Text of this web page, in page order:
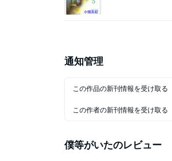
通知管理
この作品の新刊情報を受け取る
この作者の新刊情報を受け取る
僕等がいたのレビュー